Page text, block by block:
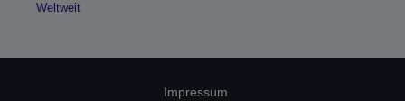
Weltweit
Impressum